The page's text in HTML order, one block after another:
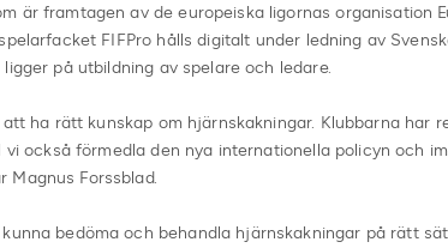
är framtagen av de europeiska ligornas organisation
FIFPro hålls digitalt under ledning av
ligger på utbildning av spelare och ledare.
ha rätt kunskap om hjärnskakningar. Klubbarna har
vi också förmedla den nya internationella policyn och
Magnus Forssblad.
bedöma och behandla hjärnskakningar på rätt